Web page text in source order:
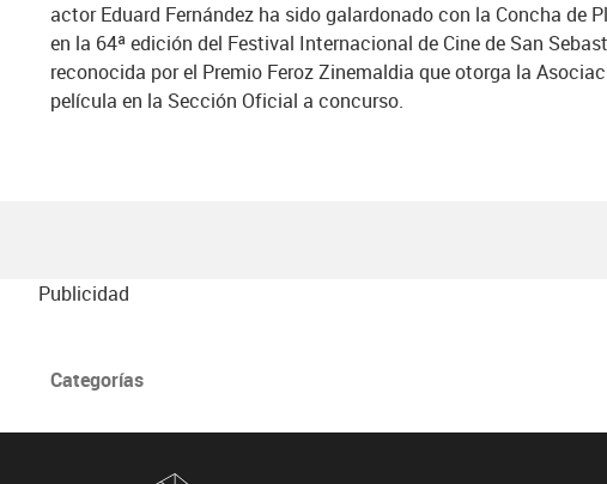
actor Eduard Fernández ha sido galardonado con la Concha de
en la 64ª edición del Festival Internacional de Cine de San
reconocida por el Premio Feroz Zinemaldia que otorga la
película en la Sección Oficial a concurso.
Publicidad
Categorías